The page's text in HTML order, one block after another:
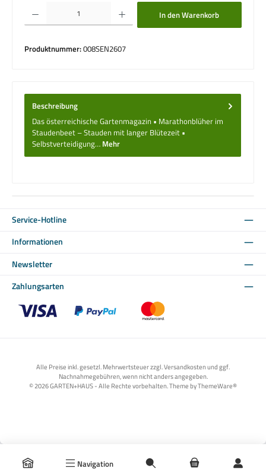
Navigation
Produkt Anzahl: Gib den gewünschten Wert ein oder benutze die Schaltflächen um
In den Warenkorb
Produktnummer:008SEN2607
Beschreibung
Das österreichische Gartenmagazin • Marathonblüher im
Staudenbeet – Stauden mit langer Blütezeit •
Selbstverteidigung… Mehr
Service-Hotline
Informationen
Newsletter
Zahlungsarten
Alle Preise inkl. gesetzl. Mehrwertsteuer zzgl. Versandkosten und ggf.
Nachnahmegebühren, wenn nicht anders angegeben.
© 2026 GARTEN+HAUS - Alle Rechte vorbehalten. Theme byThemeWare®